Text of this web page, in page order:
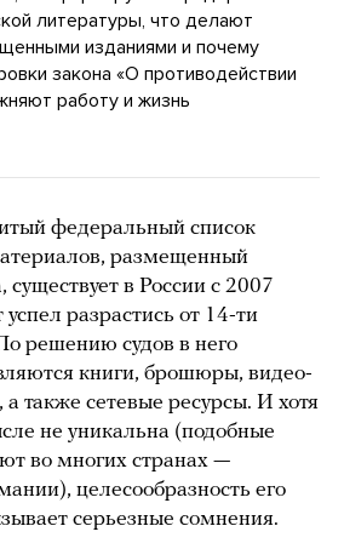
литературы, что делают
изданиями и почему
закона «О противодействии
работу и жизнь
федеральный список
размещенный
в России с 2007
успел разрастись от 14-ти
решению судов в него
книги, брошюры, видео-
также сетевые ресурсы. И хотя
не уникальна (подобные
во многих странах —
целесообразность его
серьезные сомнения.